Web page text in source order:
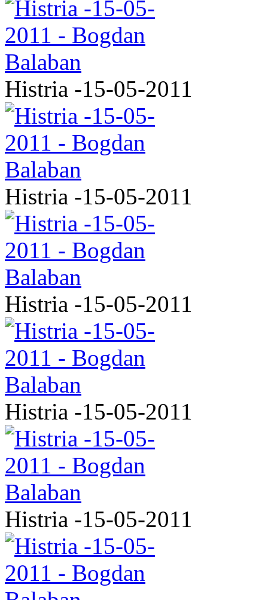
Histria -15-05-2011
Histria -15-05-2011
Histria -15-05-2011
Histria -15-05-2011
Histria -15-05-2011